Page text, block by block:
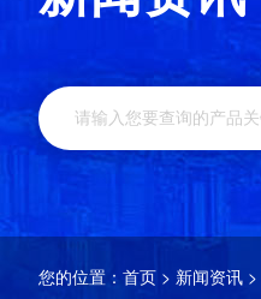
您的位置： 首页 > 新闻资讯 >